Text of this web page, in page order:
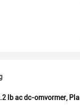
lb ac dc-omvormer,